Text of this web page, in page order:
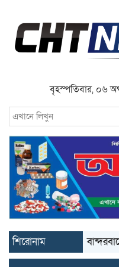
বৃহস্পতিবার, ০৬
শিরোনাম বান্দরবানে ৩